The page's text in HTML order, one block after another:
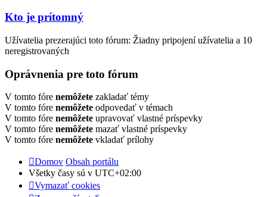
Kto je prítomný
Užívatelia prezerajúci toto fórum: Žiadny pripojení užívatelia a 10
neregistrovaných
Oprávnenia pre toto fórum
V tomto fóre nemôžete zakladať témy
V tomto fóre nemôžete odpovedať v témach
V tomto fóre nemôžete upravovať vlastné príspevky
V tomto fóre nemôžete mazať vlastné príspevky
V tomto fóre nemôžete vkladať prílohy
Domov Obsah portálu
Všetky časy sú v UTC+02:00
Vymazať cookies